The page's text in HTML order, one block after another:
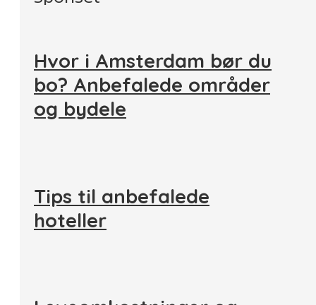
Hvor i Amsterdam bør du
bo? Anbefalede områder
og bydele
Tips til anbefalede
hoteller